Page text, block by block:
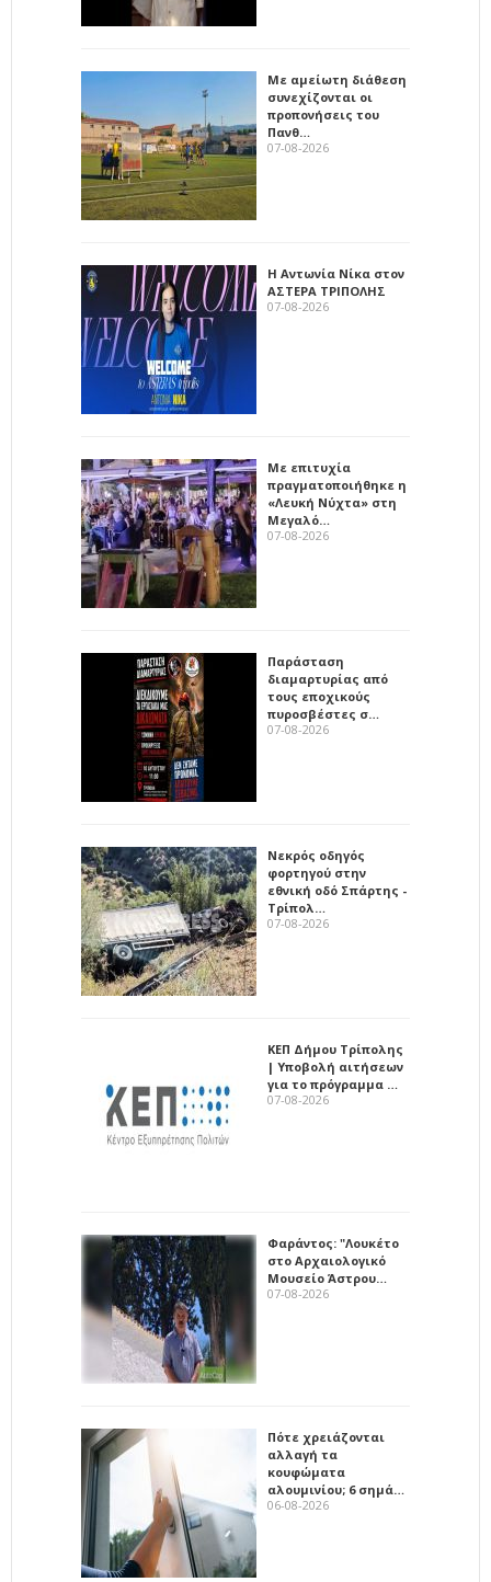
Με αμείωτη διάθεση
συνεχίζονται οι
προπονήσεις του
Πανθ…
07-08-2026
Η Αντωνία Νίκα στον
ΑΣΤΕΡΑ ΤΡΙΠΟΛΗΣ
07-08-2026
Με επιτυχία
πραγματοποιήθηκε η
«Λευκή Νύχτα» στη
Μεγαλό…
07-08-2026
Παράσταση
διαμαρτυρίας από
τους εποχικούς
πυροσβέστες σ…
07-08-2026
Νεκρός οδηγός
φορτηγού στην
εθνική οδό Σπάρτης -
Τρίπολ…
07-08-2026
ΚΕΠ Δήμου Τρίπολης
| Υποβολή αιτήσεων
για το πρόγραμμα …
07-08-2026
Φαράντος: "Λουκέτο
στο Αρχαιολογικό
Μουσείο Άστρου…
07-08-2026
Πότε χρειάζονται
αλλαγή τα
κουφώματα
αλουμινίου; 6 σημά…
06-08-2026